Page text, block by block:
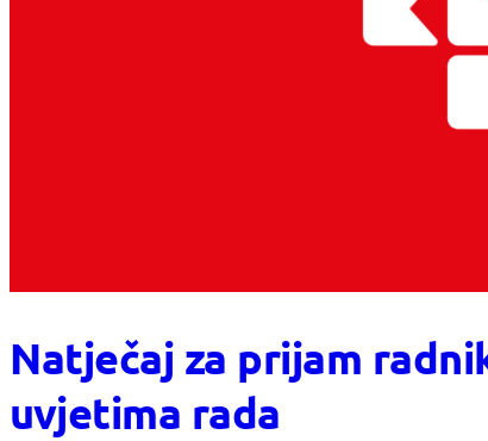
Natječaj za prijam
uvjetima rada